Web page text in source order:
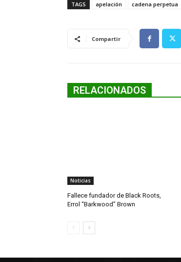
TAGS apelación cadena perpetua
Compartir
RELACIONADOS
Noticias
Fallece fundador de Black Roots,
Errol “Barkwood” Brown